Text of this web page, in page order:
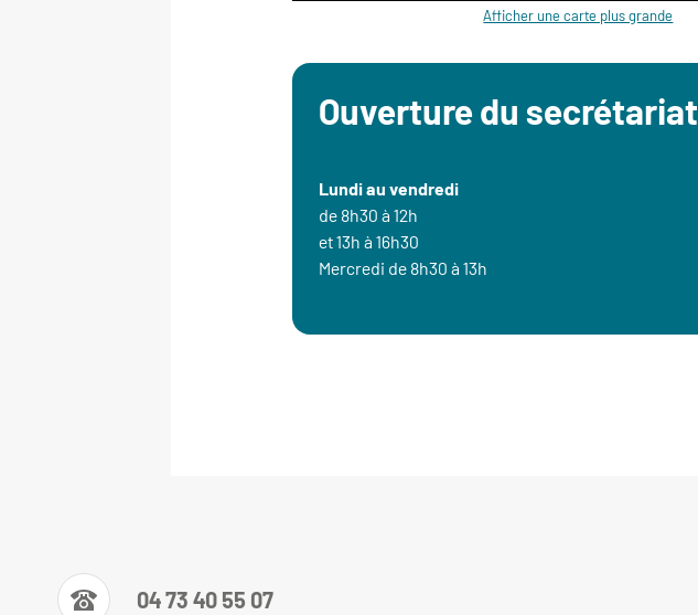
Afficher une carte plus grande
Ouverture du secrétariat
Lundi au vendredi
de 8h30 à 12h
et 13h à 16h30
Mercredi de 8h30 à 13h
04 73 40 55 07